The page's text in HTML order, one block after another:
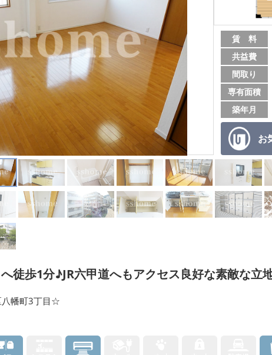
お
賃 料
共益費
間取り
専有面積
築年月
徒歩1分♪JR六甲道へもアクセス良好な素敵な立
八幡町3丁目☆